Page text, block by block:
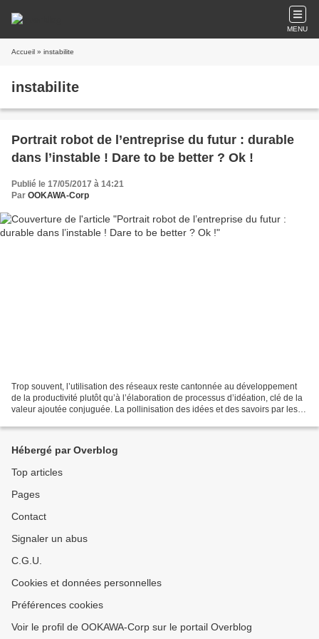
MENU
Accueil » instabilite
instabilite
Portrait robot de l’entreprise du futur : durable
dans l’instable ! Dare to be better ? Ok !
Publié le 17/05/2017 à 14:21
Par OOKAWA-Corp
Trop souvent, l’utilisation des réseaux reste cantonnée au développement
de la productivité plutôt qu’à l’élaboration de processus d’idéation, clé de la
valeur ajoutée conjuguée. La pollinisation des idées et des savoirs par les
Hébergé par Overblog
Top articles
Pages
Contact
Signaler un abus
C.G.U.
Cookies et données personnelles
Préférences cookies
Voir le profil de OOKAWA-Corp sur le portail Overblog